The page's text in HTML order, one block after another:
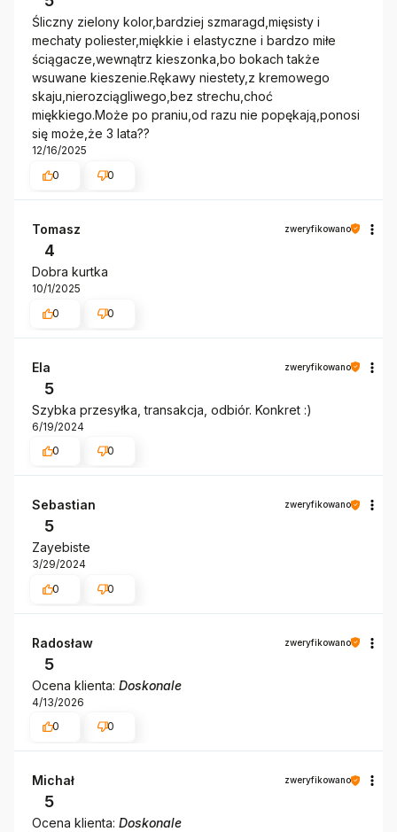
Śliczny zielony kolor,bardziej szmaragd,mięsisty i
mechaty poliester,miękkie i elastyczne i bardzo miłe
ściągacze,wewnątrz kieszonka,bo bokach także
wsuwane kieszenie.Rękawy niestety,z kremowego
skaju,nierozciągliwego,bez strechu,choć
miękkiego.Może po praniu,od razu nie popękają,ponosi
się może,że 3 lata??
12/16/2025
0
0
Tomasz zweryfikowano
4
Dobra kurtka
10/1/2025
0
0
Ela zweryfikowano
5
Szybka przesyłka, transakcja, odbiór. Konkret :)
6/19/2024
0
0
Sebastian zweryfikowano
5
Zayebiste
3/29/2024
0
0
Radosław zweryfikowano
5
Ocena klienta: Doskonale
4/13/2026
0
0
Michał zweryfikowano
5
Ocena klienta: Doskonale